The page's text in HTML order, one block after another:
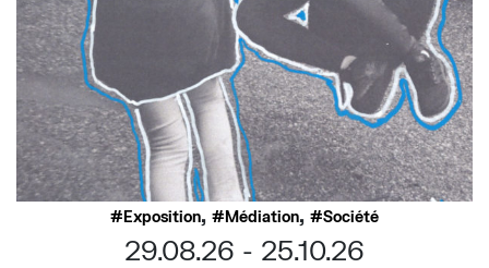
Exposition, Médiation, Société
29.08.26
25.10.26